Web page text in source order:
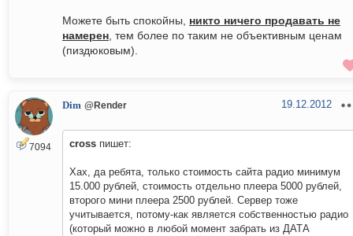
Можете быть спокойны, никто ничего продавать не
намерен , тем более по таким не объективным ценам
(пиздюковым).
7094
Dim @Render 19.12.2012
cross пишет:
Хах, да ребята, только стоимость сайта радио минимум
15.000 рублей, стоимость отдельно плеера 5000 рублей,
второго мини плеера 2500 рублей. Сервер тоже
учитывается, потому-как является собственностью радио
(который можно в любой момент забрать из ДАТА